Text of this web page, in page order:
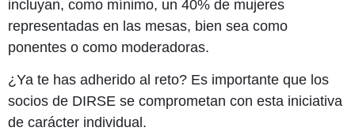
incluyan, como mínimo, un 40% de mujeres
representadas en las mesas, bien sea como
ponentes o como moderadoras.
¿Ya te has adherido al reto? Es importante que los
socios de DIRSE se comprometan con esta iniciativa
de carácter individual.